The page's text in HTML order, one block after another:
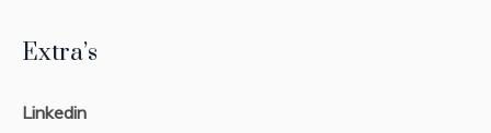
Extra’s
Linkedin